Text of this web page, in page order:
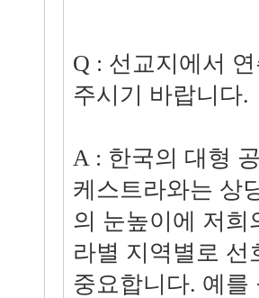
Q : 선교지에서
주시기 바랍니다.
A : 한국의 대형
케스트라와는 상
의 눈높이에 저희
라별 지역별로
중요합니다. 예를